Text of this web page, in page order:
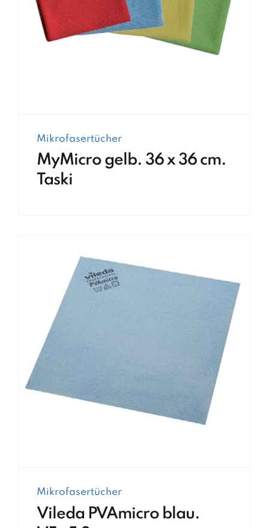
Mikrofasertücher
MyMicro gelb. 36 x 36 cm.
Taski
Mikrofasertücher
Vileda PVAmicro blau.